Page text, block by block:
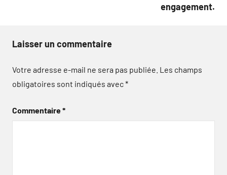
engagement.
Laisser un commentaire
Votre adresse e-mail ne sera pas publiée. Les champs
obligatoires sont indiqués avec*
Commentaire*